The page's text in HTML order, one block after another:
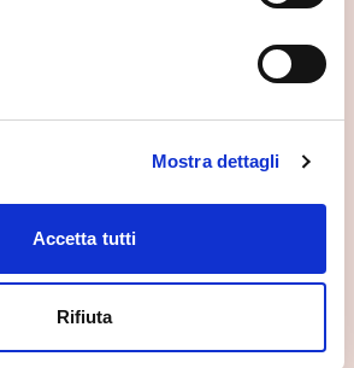
Mostra dettagli
Accetta tutti
Rifiuta